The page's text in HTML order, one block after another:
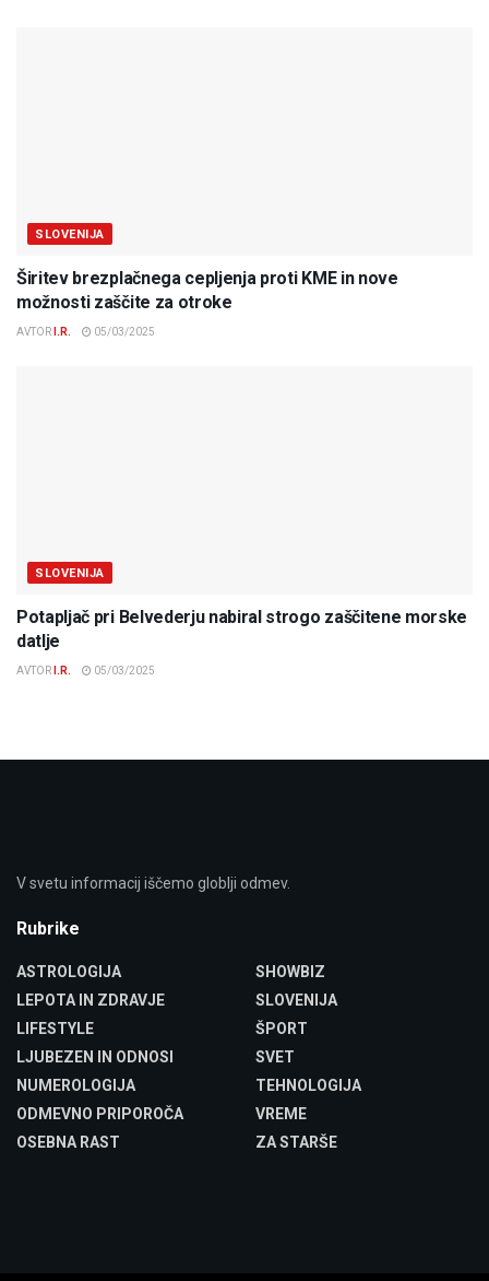
SLOVENIJA
Širitev brezplačnega cepljenja proti KME in nove
možnosti zaščite za otroke
AVTOR I.R. 05/03/2025
SLOVENIJA
Potapljač pri Belvederju nabiral strogo zaščitene morske
datlje
AVTOR I.R. 05/03/2025
V svetu informacij iščemo globlji odmev.
Rubrike
ASTROLOGIJA
LEPOTA IN ZDRAVJE
LIFESTYLE
LJUBEZEN IN ODNOSI
NUMEROLOGIJA
ODMEVNO PRIPOROČA
OSEBNA RAST
SHOWBIZ
SLOVENIJA
ŠPORT
SVET
TEHNOLOGIJA
VREME
ZA STARŠE